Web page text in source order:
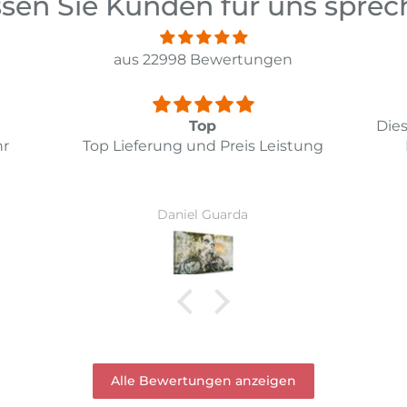
aus 22998 Bewertungen
Diesmal hat alles bestens geklappt.
Das Bild entspricht meinen
Ruth Hirschi
Alle Bewertungen anzeigen